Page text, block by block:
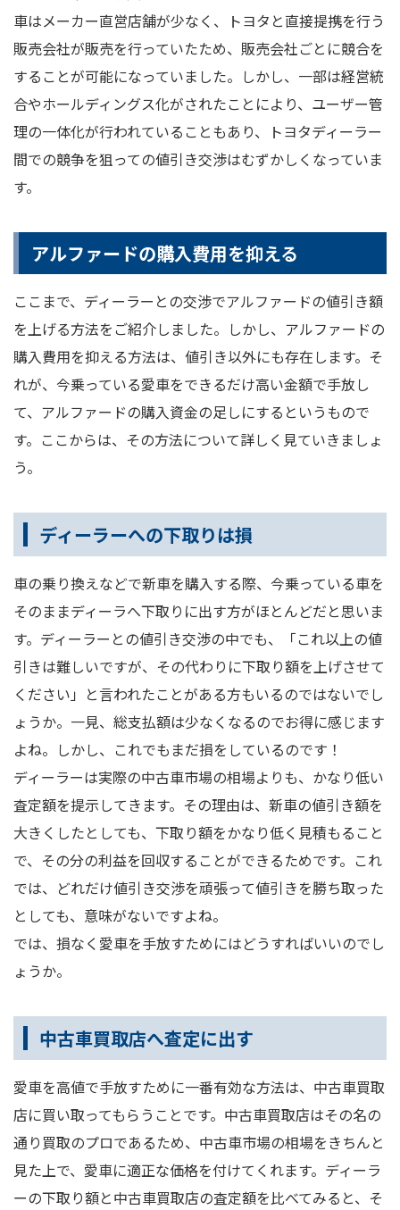
車はメーカー直営店舗が少なく、トヨタと直接提携を行う
販売会社が販売を行っていたため、販売会社ごとに競合を
することが可能になっていました。しかし、一部は経営統
合やホールディングス化がされたことにより、ユーザー管
理の一体化が行われていることもあり、トヨタディーラー
間での競争を狙っての値引き交渉はむずかしくなっていま
す。
アルファードの購入費用を抑える
ここまで、ディーラーとの交渉でアルファードの値引き額
を上げる方法をご紹介しました。しかし、アルファードの
購入費用を抑える方法は、値引き以外にも存在します。そ
れが、今乗っている愛車をできるだけ高い金額で手放し
て、アルファードの購入資金の足しにするというもので
す。ここからは、その方法について詳しく見ていきましょ
う。
ディーラーへの下取りは損
車の乗り換えなどで新車を購入する際、今乗っている車を
そのままディーラへ下取りに出す方がほとんどだと思いま
す。ディーラーとの値引き交渉の中でも、「これ以上の値
引きは難しいですが、その代わりに下取り額を上げさせて
ください」と言われたことがある方もいるのではないでし
ょうか。一見、総支払額は少なくなるのでお得に感じます
よね。しかし、これでもまだ損をしているのです！
ディーラーは実際の中古車市場の相場よりも、かなり低い
査定額を提示してきます。その理由は、新車の値引き額を
大きくしたとしても、下取り額をかなり低く見積もること
で、その分の利益を回収することができるためです。これ
では、どれだけ値引き交渉を頑張って値引きを勝ち取った
としても、意味がないですよね。
では、損なく愛車を手放すためにはどうすればいいのでし
ょうか。
中古車買取店へ査定に出す
愛車を高値で手放すために一番有効な方法は、中古車買取
店に買い取ってもらうことです。中古車買取店はその名の
通り買取のプロであるため、中古車市場の相場をきちんと
見た上で、愛車に適正な価格を付けてくれます。ディーラ
ーの下取り額と中古車買取店の査定額を比べてみると、そ